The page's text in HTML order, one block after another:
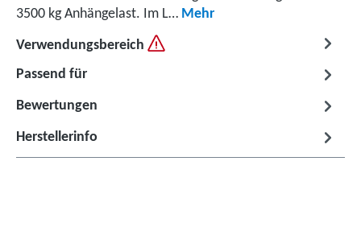
3500 kg Anhängelast. Im L… Mehr
Verwendungsbereich
Passend für
Bewertungen
Herstellerinfo